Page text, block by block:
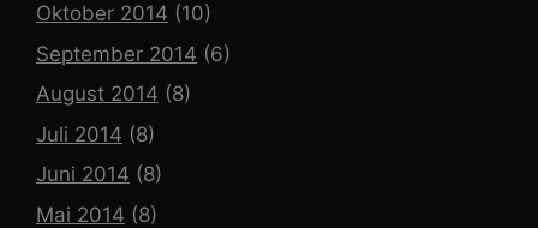
Oktober 2014 (10)
September 2014 (6)
August 2014 (8)
Juli 2014 (8)
Juni 2014 (8)
Mai 2014 (8)